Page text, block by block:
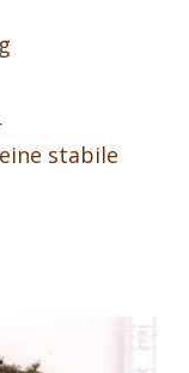
stabile